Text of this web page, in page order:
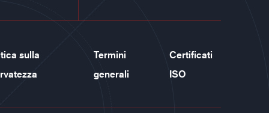
sulla
Termini
generali
Certificati
ISO